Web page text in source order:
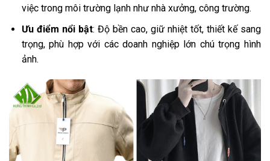
việc trong môi trường lạnh như nhà xưởng, công trường.
Ưu điểm nổi bật: Độ bền cao, giữ nhiệt tốt, thiết kế sang
trọng, phù hợp với các doanh nghiệp lớn chú trọng hình
ảnh.